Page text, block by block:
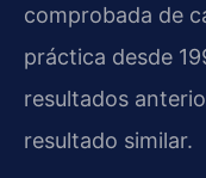
comprobada de
práctica desde
resultados
resultado similar.